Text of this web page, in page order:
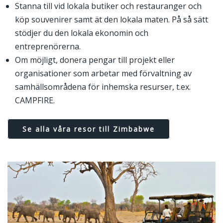
Stanna till vid lokala butiker och restauranger och
köp souvenirer samt ät den lokala maten. På så sätt
stödjer du den lokala ekonomin och
entreprenörerna.
Om möjligt, donera pengar till projekt eller
organisationer som arbetar med förvaltning av
samhällsområdena för inhemska resurser, t.ex.
CAMPFIRE.
Se alla våra resor till Zimbabwe